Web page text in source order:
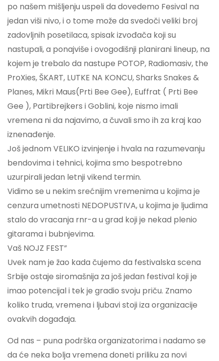
po našem mišljenju uspeli da dovedemo Fesival na
jedan viši nivo, i o tome može da svedoči veliki broj
zadovljnih posetilaca, spisak izvođača koji su
nastupali, a ponajviše i ovogodišnji planirani lineup, na
kojem je trebalo da nastupe POTOP, Radiomasiv, the
ProXies, ŠKART, LUTKE NA KONCU, Sharks Snakes &
Planes, Mikri Maus(Prti Bee Gee), Euffrat ( Prti Bee
Gee ), Partibrejkers iGoblini, koje nismo imali
vremena ni da najavimo, a čuvali smo ih za kraj kao
iznenađenje.
Još jednom VELIKO izvinjenje i hvala na razumevanju
bendovima i tehnici, kojima smo bespotrebno
uzurpirali jedan letnji vikend termin.
Vidimo se u nekim srećnijim vremenima u kojima je
cenzura umetnosti NEDOPUSTIVA, u kojima je ljudima
stalo do vracanja rnr-a u grad koji je nekad plenio
gitarama i bubnjevima.
Vaš NOJZ FEST”
Uvek nam je žao kada čujemo da festivalska scena
Srbije ostaje siromašnija za još jedan festival koji je
imao potencijal i tek je gradio svoju priču. Znamo
koliko truda, vremena i ljubavi stoji iza organizacije
ovakvih događaja.
Od nas – puna podrška organizatorima i nadamo se
da će neka bolja vremena doneti priliku za novi